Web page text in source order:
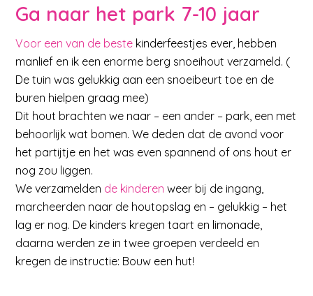
Ga naar het park 7-10 jaar
Voor een van de beste kinderfeestjes ever, hebben
manlief en ik een enorme berg snoeihout verzameld. (
De tuin was gelukkig aan een snoeibeurt toe en de
buren hielpen graag mee)
Dit hout brachten we naar – een ander – park, een met
behoorlijk wat bomen. We deden dat de avond voor
het partijtje en het was even spannend of ons hout er
nog zou liggen.
We verzamelden de kinderen weer bij de ingang,
marcheerden naar de houtopslag en – gelukkig – het
lag er nog. De kinders kregen taart en limonade,
daarna werden ze in twee groepen verdeeld en
kregen de instructie: Bouw een hut!